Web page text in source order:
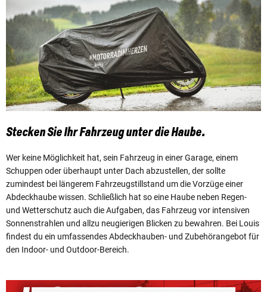
Stecken Sie Ihr Fahrzeug unter die Haube.
Wer keine Möglichkeit hat, sein Fahrzeug in einer Garage, einem
Schuppen oder überhaupt unter Dach abzustellen, der sollte
zumindest bei längerem Fahrzeugstillstand um die Vorzüge einer
Abdeckhaube wissen. Schließlich hat so eine Haube neben Regen-
und Wetterschutz auch die Aufgaben, das Fahrzeug vor intensiven
Sonnenstrahlen und allzu neugierigen Blicken zu bewahren. Bei Louis
findest du ein umfassendes Abdeckhauben- und Zubehörangebot für
den Indoor- und Outdoor-Bereich.